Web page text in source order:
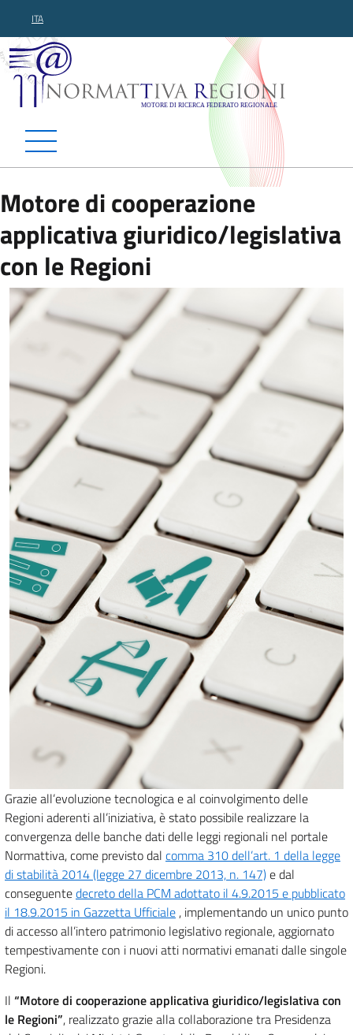
ITA
Normattiva Regioni -
Motore di cooperazione
applicativa giuridico/legislativa
con le Regioni
Grazie all’evoluzione tecnologica e al coinvolgimento delle
Regioni aderenti all’iniziativa, è stato possibile realizzare la
convergenza delle banche dati delle leggi regionali nel portale
Normattiva, come previsto dal comma 310 dell’art. 1 della legge
di stabilità 2014 (legge 27 dicembre 2013, n. 147)e dal
conseguentedecreto della PCM adottato il 4.9.2015 e pubblicato
il 18.9.2015 in Gazzetta Ufficiale , implementando un unico punto
di accesso all’intero patrimonio legislativo regionale, aggiornato
tempestivamente con i nuovi atti normativi emanati dalle singole
Regioni.
Il “Motore di cooperazione applicativa giuridico/legislativa con
le Regioni”, realizzato grazie alla collaborazione tra Presidenza